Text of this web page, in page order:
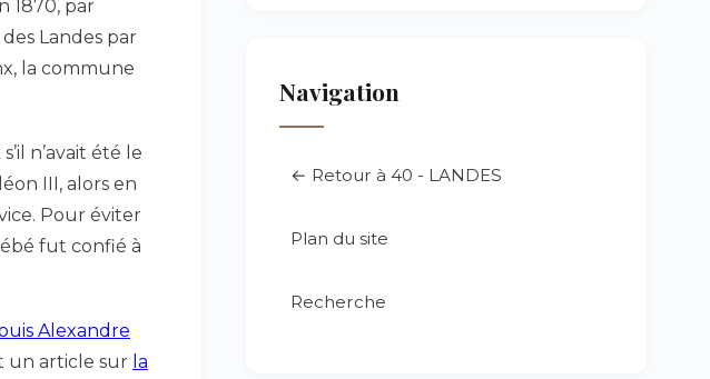
1870, par
Landes par
la commune
n’avait été le
III, alors en
Pour éviter
fut confié à
Alexandre
un article sur la
Navigation
← Retour à 40 - LANDES
Plan du site
Recherche